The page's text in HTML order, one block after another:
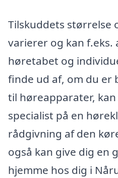
Tilskuddets størrelse
varierer og kan
høretabet og
finde ud af, om du er
til høreapparater,
specialist på en
rådgivning af den
også kan give dig en
hjemme hos dig i